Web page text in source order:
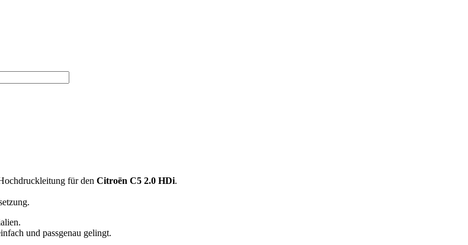
für den Citroën C5 2.0 HDi.
und passgenau gelingt.